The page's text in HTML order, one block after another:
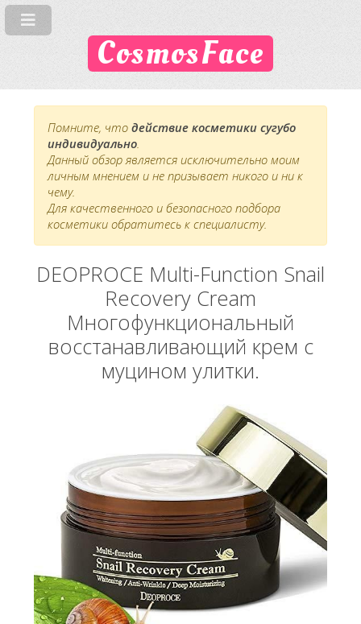
CosmosFace
Помните, что действие косметики сугубо
индивидуально.
Данный обзор является исключительно моим
личным мнением и не призывает никого и ни к
чему.
Для качественного и безопасного подбора
косметики обратитесь к специалисту.
DEOPROCE Multi-Function Snail
Recovery Cream
Многофункциональный
восстанавливающий крем с
муцином улитки.
Вперёд Назад